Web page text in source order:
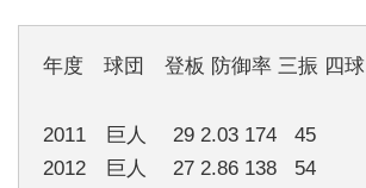
年度 球団 登板 防御率 三振 四球
2011 巨人 29 2.03 174 45
2012 巨人 27 2.86 138 54